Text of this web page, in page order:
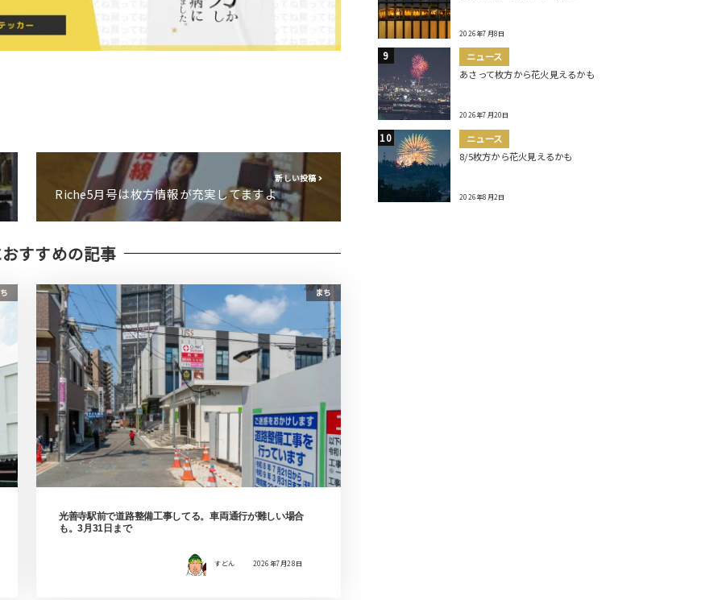
新しい投稿
Riche5月号は枚方情報が充実してますよ
すすめの記事
まち
光善寺駅前で道路整備工事してる。車両通行が難しい場合
も。3月31日まで
すどん 2026年7月28日
2026年7月8日
ニュース
あさって枚方から花火見えるかも
2026年7月20日
ニュース
8/5枚方から花火見えるかも
2026年8月2日